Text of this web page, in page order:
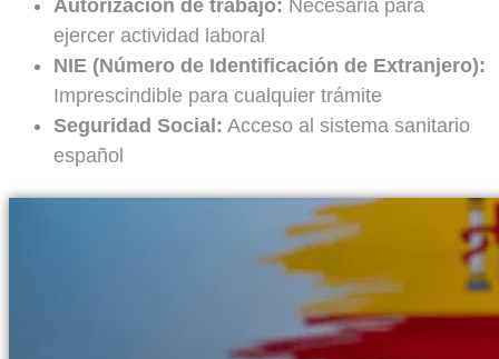
Autorización de trabajo: Necesaria para
ejercer actividad laboral
NIE (Número de Identificación de Extranjero):
Imprescindible para cualquier trámite
Seguridad Social: Acceso al sistema sanitario
español